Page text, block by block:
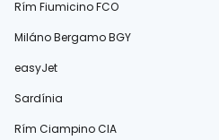
Rím Fiumicino FCO
Miláno Bergamo BGY
easyJet
Sardínia
Rím Ciampino CIA